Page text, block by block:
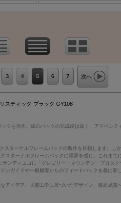
3 4 5 6 7 次へ
スティック ブラック GY108
を自作。彼のパックの完成度は高く、アドベン
ターナルフレームパックの製作を目指します。
ターナルフレームパックに限界を感じ、これま
ディエゴに「グレゴリー・マウンテン・プロ
ガイドや一般顧客からのフィードバックを基に新
イデア、人間工学に基づいたデザイン、最高品